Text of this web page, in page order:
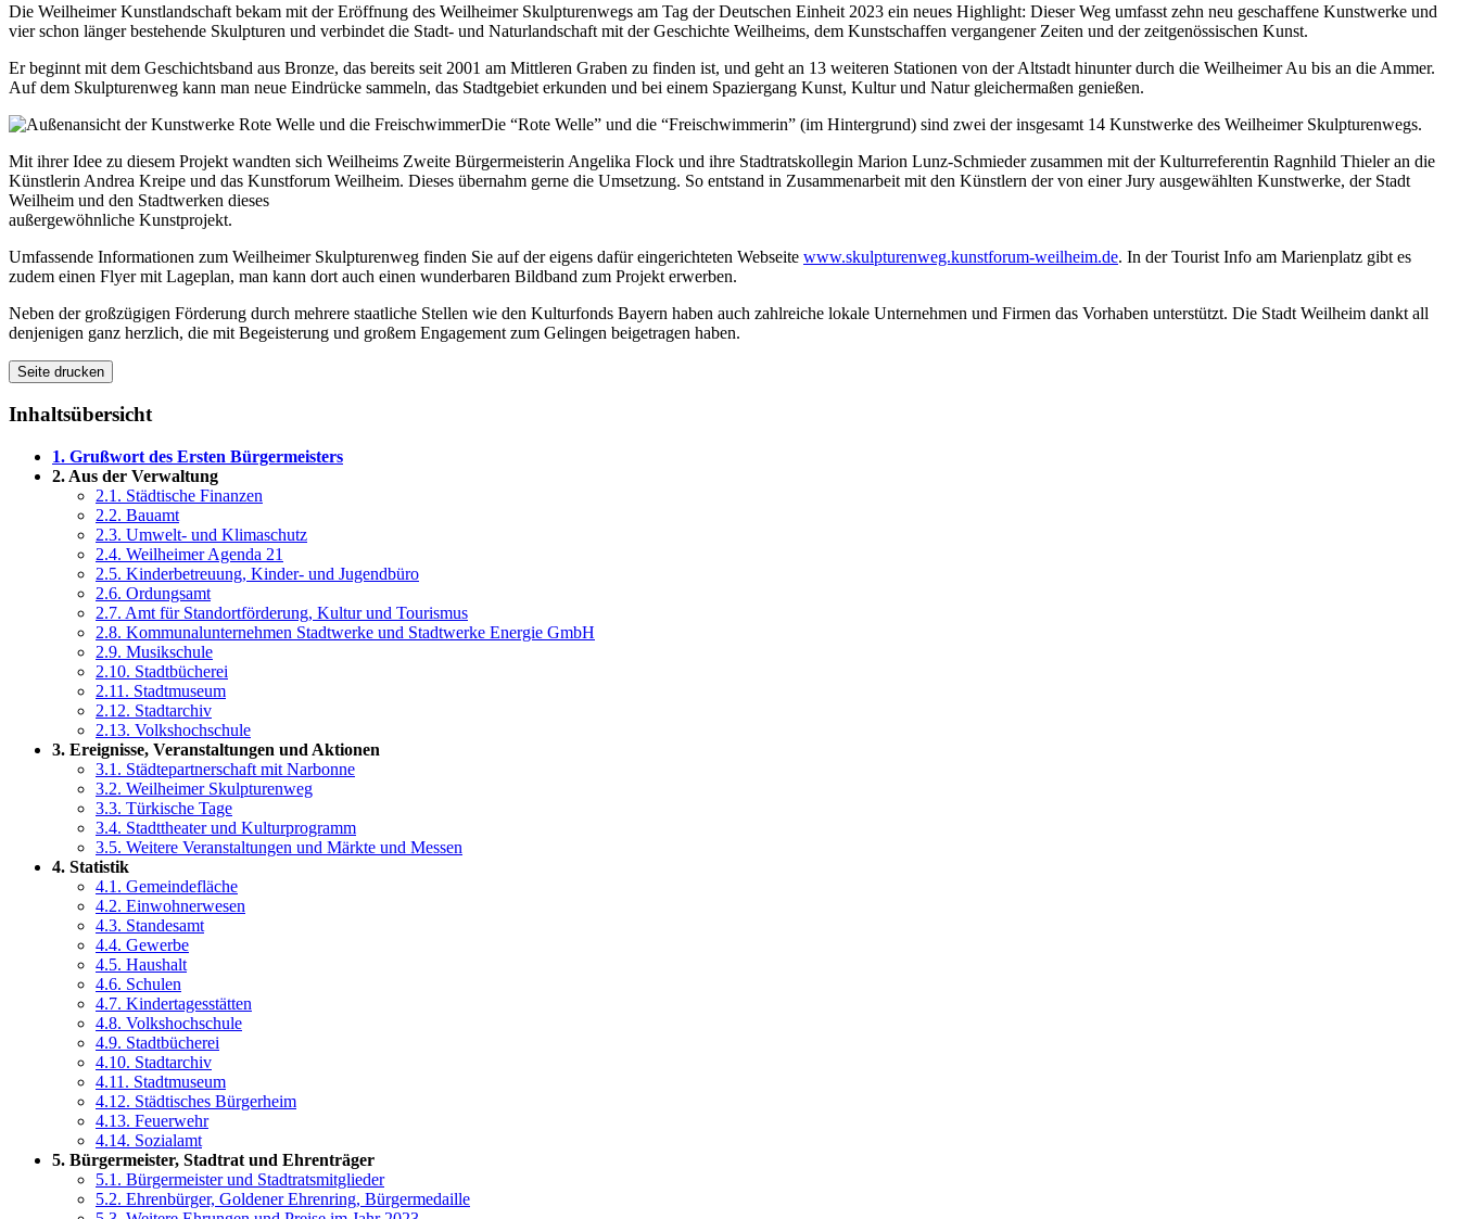
Die Weilheimer Kunstlandschaft bekam mit der Eröffnung des Weilheimer Skulpturenwegs am Tag der Deutschen Einheit 2023 ein neues Highlight: Dieser Weg umfasst zehn neu geschaffene Kunstwerke und
vier schon länger bestehende Skulpturen und verbindet die Stadt- und Naturlandschaft mit der Geschichte Weilheims, dem Kunstschaffen vergangener Zeiten und der zeitgenössischen Kunst.
Er beginnt mit dem Geschichtsband aus Bronze, das bereits seit 2001 am Mittleren Graben zu finden ist, und geht an 13 weiteren Stationen von der Altstadt hinunter durch die Weilheimer Au bis an die Ammer.
Auf dem Skulpturenweg kann man neue Eindrücke sammeln, das Stadtgebiet erkunden und bei einem Spaziergang Kunst, Kultur und Natur gleichermaßen genießen.
Die “Rote Welle” und die “Freischwimmerin” (im Hintergrund) sind zwei der insgesamt 14 Kunstwerke des Weilheimer Skulpturenwegs.
Mit ihrer Idee zu diesem Projekt wandten sich Weilheims Zweite Bürgermeisterin Angelika Flock und ihre Stadtratskollegin Marion Lunz-Schmieder zusammen mit der Kulturreferentin Ragnhild Thieler an die
Künstlerin Andrea Kreipe und das Kunstforum Weilheim. Dieses übernahm gerne die Umsetzung. So entstand in Zusammenarbeit mit den Künstlern der von einer Jury ausgewählten Kunstwerke, der Stadt
Weilheim und den Stadtwerken dieses
außergewöhnliche Kunstprojekt.
Umfassende Informationen zum Weilheimer Skulpturenweg finden Sie auf der eigens dafür eingerichteten Webseite www.skulpturenweg.kunstforum-weilheim.de. In der Tourist Info am Marienplatz gibt es
zudem einen Flyer mit Lageplan, man kann dort auch einen wunderbaren Bildband zum Projekt erwerben.
Neben der großzügigen Förderung durch mehrere staatliche Stellen wie den Kulturfonds Bayern haben auch zahlreiche lokale Unternehmen und Firmen das Vorhaben unterstützt. Die Stadt Weilheim dankt all
denjenigen ganz herzlich, die mit Begeisterung und großem Engagement zum Gelingen beigetragen haben.
Seite drucken
Inhaltsübersicht
1. Grußwort des Ersten Bürgermeisters
2. Aus der Verwaltung
2.1. Städtische Finanzen
2.2. Bauamt
2.3. Umwelt- und Klimaschutz
2.4. Weilheimer Agenda 21
2.5. Kinderbetreuung, Kinder- und Jugendbüro
2.6. Ordungsamt
2.7. Amt für Standortförderung, Kultur und Tourismus
2.8. Kommunalunternehmen Stadtwerke und Stadtwerke Energie GmbH
2.9. Musikschule
2.10. Stadtbücherei
2.11. Stadtmuseum
2.12. Stadtarchiv
2.13. Volkshochschule
3. Ereignisse, Veranstaltungen und Aktionen
3.1. Städtepartnerschaft mit Narbonne
3.2. Weilheimer Skulpturenweg
3.3. Türkische Tage
3.4. Stadttheater und Kulturprogramm
3.5. Weitere Veranstaltungen und Märkte und Messen
4. Statistik
4.1. Gemeindefläche
4.2. Einwohnerwesen
4.3. Standesamt
4.4. Gewerbe
4.5. Haushalt
4.6. Schulen
4.7. Kindertagesstätten
4.8. Volkshochschule
4.9. Stadtbücherei
4.10. Stadtarchiv
4.11. Stadtmuseum
4.12. Städtisches Bürgerheim
4.13. Feuerwehr
4.14. Sozialamt
5. Bürgermeister, Stadtrat und Ehrenträger
5.1. Bürgermeister und Stadtratsmitglieder
5.2. Ehrenbürger, Goldener Ehrenring, Bürgermedaille